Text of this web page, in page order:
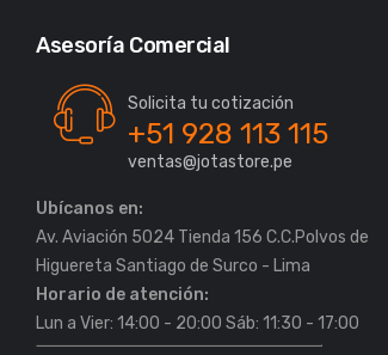
Asesoría Comercial
Solicita tu cotización
+51 928 113 115
ventas@jotastore.pe
Ubícanos en:
Av. Aviación 5024 Tienda 156 C.C.Polvos de
Horario de atención:
Lun a Vier: 14:00 - 20:00 Sáb: 11:30 - 17:00